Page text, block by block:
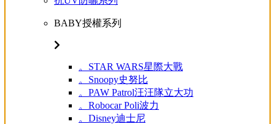
BABY授權系列
。STAR WARS星際大戰
。Snoopy史努比
。PAW Patrol汪汪隊立大功
。Robocar Poli波力
。Disney迪士尼